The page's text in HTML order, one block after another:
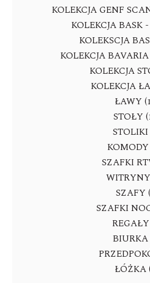
KOLEKCJA GENF
KOLEKCJA BASK
KOLEKSCJA
KOLEKCJA
KOLEKCJA
KOLEKCJA
ŁAWY
STOŁY
STOLIKI
KOMODY
SZAFKI
SZAFY
SZAFKI
BIURKA
ŁÓŻKA